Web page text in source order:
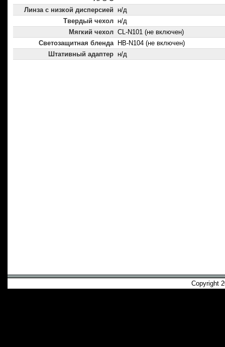
Линза с низкой дисперсией
н/д
Твердый чехол н/д
Мягкий чехол CL-N101 (не включен)
Светозащитная бленда
HB-N104 (не включен)
Штативный адаптер н/д
Copyright